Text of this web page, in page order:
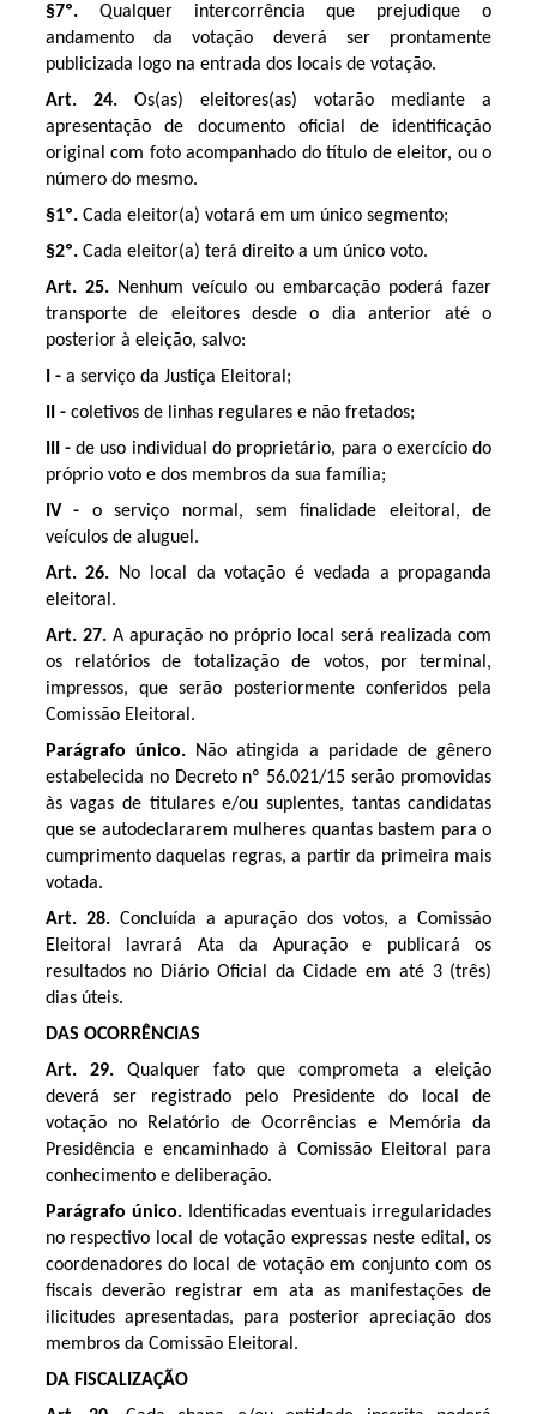
§7º.Qualquer intercorrência que prejudique o
andamento da votação deverá ser prontamente
publicizada logo na entrada dos locais de votação.
Art. 24. Os(as) eleitores(as) votarão mediante a
apresentação de documento oficial de identificação
original com foto acompanhado do título de eleitor, ou o
número do mesmo.
§1º. Cada eleitor(a) votará em um único segmento;
§2º. Cada eleitor(a) terá direito a um único voto.
Art. 25. Nenhum veículo ou embarcação poderá fazer
transporte de eleitores desde o dia anterior até o
posterior à eleição, salvo:
I - a serviço da Justiça Eleitoral;
II -coletivos de linhas regulares e não fretados;
III -de uso individual do proprietário, para o exercício do
próprio voto e dos membros da sua família;
IV - o serviço normal, sem finalidade eleitoral, de
veículos de aluguel.
Art. 26.
No local da votação é vedada a propaganda
eleitoral.
Art. 27. A apuração no próprio local será realizada com
os relatórios de totalização de votos, por terminal,
impressos, que serão posteriormente conferidos pela
Comissão Eleitoral.
Parágrafo único.
Não atingida a paridade de gênero
estabelecida no Decreto nº 56.021/15 serão promovidas
às vagas de titulares e/ou suplentes, tantas candidatas
que se autodeclararem mulheres quantas bastem para o
cumprimento daquelas regras, a partir da primeira mais
votada.
Art. 28. Concluída a apuração dos votos, a Comissão
Eleitoral lavrará Ata da Apuração e publicará os
resultados no Diário Oficial da Cidade em até 3 (três)
dias úteis.
DAS OCORRÊNCIAS
Art. 29. Qualquer fato que comprometa a eleição
deverá ser registrado pelo Presidente do local de
votação no Relatório de Ocorrências e Memória da
Presidência e encaminhado à Comissão Eleitoral para
conhecimento e deliberação.
Parágrafo único. Identificadas eventuais irregularidades
no respectivo local de votação expressas neste edital, os
coordenadores do local de votação em conjunto com os
fiscais deverão registrar em ata as manifestações de
ilicitudes apresentadas, para posterior apreciação dos
membros da Comissão Eleitoral.
DA FISCALIZAÇÃO